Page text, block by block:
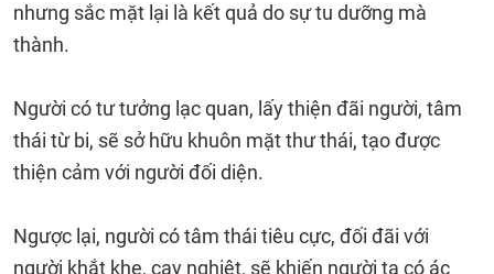
nhưng sắc mặt lại là kết quả do sự tu dưỡng mà
thành.
Người có tư tưởng lạc quan, lấy thiện đãi người, tâm
thái từ bi, sẽ sở hữu khuôn mặt thư thái, tạo được
thiện cảm với người đối diện.
Ngược lại, người có tâm thái tiêu cực, đối đãi với
người khắt khe, cay nghiệt, sẽ khiến người ta có ác